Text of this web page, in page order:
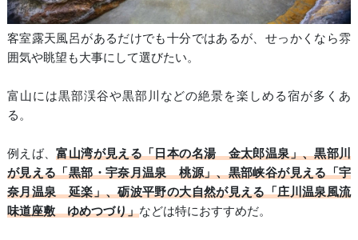
客室露天風呂があるだけでも十分ではあるが、せっかくなら雰
囲気や眺望も大事にして選びたい。
富山には黒部渓谷や黒部川などの絶景を楽しめる宿が多くあ
る。
例えば、富山湾が見える「日本の名湯 金太郎温泉」、黒部川
が見える「黒部・宇奈月温泉 桃源」、黒部峡谷が見える「宇
奈月温泉 延楽」、砺波平野の大自然が見える「庄川温泉風流
味道座敷 ゆめつづり」などは特におすすめだ。